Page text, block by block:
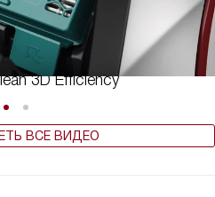
3D Efficiency
ВСЕ ВИДЕО